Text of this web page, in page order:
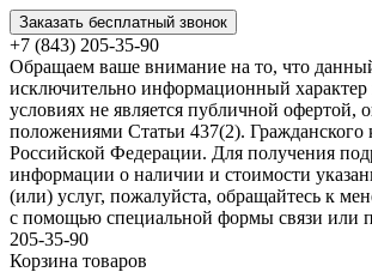
Заказать бесплатный звонок
+7 (843) 205-35-90
Обращаем ваше внимание на то, что
исключительно информационный
условиях не является публичной офертой,
положениями Статьи 437(2). Гражданского
Российской Федерации. Для получения
информации о наличии и стоимости
(или) услуг, пожалуйста, обращайтесь к
с помощью специальной формы связи или
205-35-90
Корзина товаров